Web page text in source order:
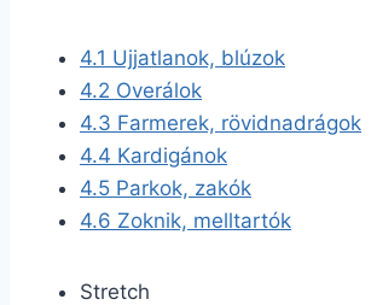
4.1 Ujjatlanok, blúzok
4.2 Overálok
4.3 Farmerek, rövidnadrágok
4.4 Kardigánok
4.5 Parkok, zakók
4.6 Zoknik, melltartók
Stretch